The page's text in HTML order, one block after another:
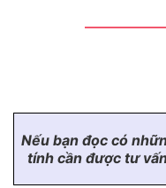
Nếu bạn đọc có
tính cần được tư